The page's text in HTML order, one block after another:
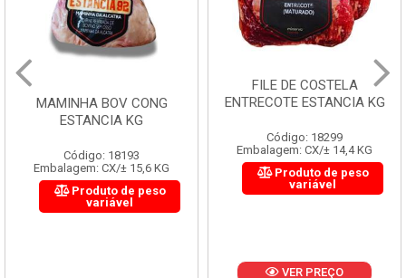
MAMINHA BOV CONG
ESTANCIA KG
Código: 18193
Embalagem: CX/± 15,6 KG
Produto de peso
variável
FILE DE COSTELA
ENTRECOTE ESTANCIA KG
Código: 18299
Embalagem: CX/± 14,4 KG
Produto de peso
variável
VER PREÇO